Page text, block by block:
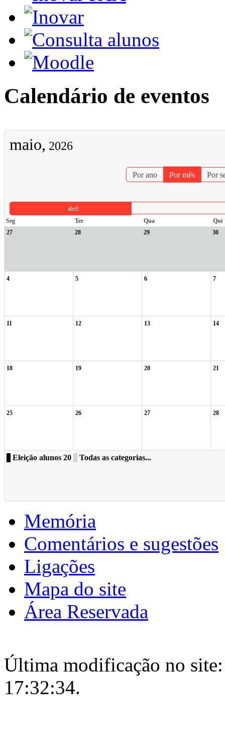
Calendário de eventos
maio, 2026
Por ano Por mês Por
abril
Seg
Ter Qua
Qui
27
28 29 30
4 5 6 7
11 12 13 14
18 19 20 21
25 26 27 28
Eleição alunos 20 Todas as categorias...
Memória
Comentários e sugestões
Ligações
Mapa do site
Área Reservada
Última modificação no
17:32:34.